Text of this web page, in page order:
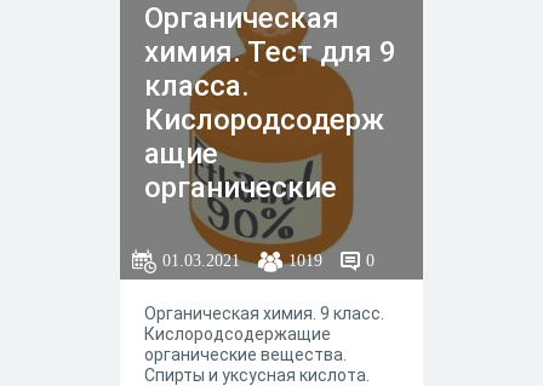
Органическая
химия. Тест для 9
класса.
Кислородсодерж
ащие
органические
соединения.
Спирты и
карбоновые
кислоты.
01.03.2021 1019 0
Органическая химия. 9 класс.
Кислородсодержащие
органические вещества.
Спирты и уксусная кислота.